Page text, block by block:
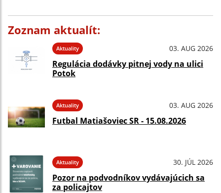
Zoznam aktualít:
Aktuality 03. AUG 2026
Regulácia dodávky pitnej vody na ulici
Potok
Aktuality 03. AUG 2026
Futbal Matiašoviec SR - 15.08.2026
Aktuality 30. JÚL 2026
Pozor na podvodníkov vydávajúcich sa
za policajtov